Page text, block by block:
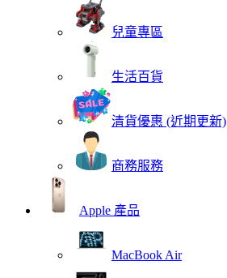
兒童專區
生活百貨
清貨優惠 (近期更新)
商務服務
Apple 產品
MacBook Air